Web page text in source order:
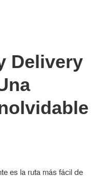
Delivery
es la ruta más fácil de